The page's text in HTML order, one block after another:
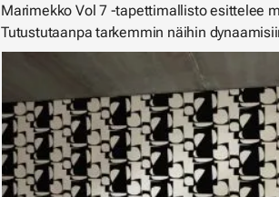
Marimekko Vol 7 -tapettimallisto esittelee
Tutustutaanpa tarkemmin näihin